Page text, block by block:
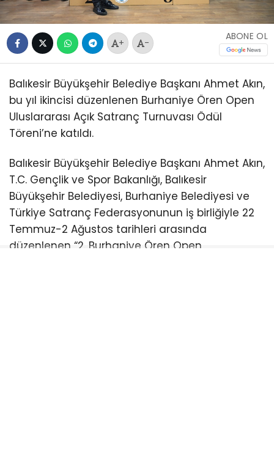
+ -
ABONE OL
Balıkesir Büyükşehir Belediye Başkanı Ahmet Akın,
bu yıl ikincisi düzenlenen Burhaniye Ören Open
Uluslararası Açık Satranç Turnuvası Ödül
Töreni’ne katıldı.
Balıkesir Büyükşehir Belediye Başkanı Ahmet Akın,
T.C. Gençlik ve Spor Bakanlığı, Balıkesir
Büyükşehir Belediyesi, Burhaniye Belediyesi ve
Türkiye Satranç Federasyonunun iş birliğiyle 22
Temmuz-2 Ağustos tarihleri arasında
düzenlenen “2. Burhaniye Ören Open